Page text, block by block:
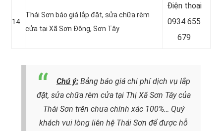
14
Thái Sơn báo giá lắp đặt, sửa chữa rèm
cửa tại Xã Sơn Đông, Sơn Tây
Điện thoại
0934 655
679
Chú ý:Bảng báo giá chi phí dịch vụ lắp
đặt, sửa chữa rèm cửa tại Thị Xã Sơn Tây của
Thái Sơn trên chưa chính xác 100%… Quý
khách vui lòng liên hệ Thái Sơn để được hỗ